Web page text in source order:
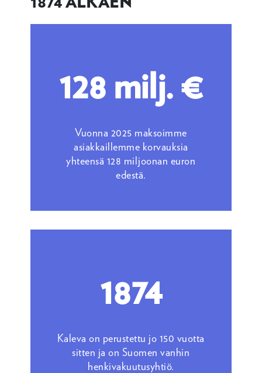
128 milj. €
Vuonna 2025 maksoimme
asiakkaillemme korvauksia
yhteensä 128 miljoonan euron
edestä.
1874
Kaleva on perustettu jo 150 vuotta
sitten ja on Suomen vanhin
henkivakuutusyhtiö.